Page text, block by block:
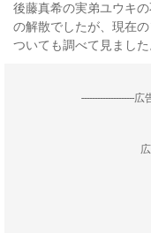
後藤真希の実弟ユウキ
の解散でしたが、現在
ついても調べて見ました
--------------------